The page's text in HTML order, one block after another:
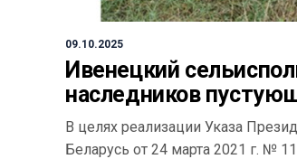
09.10.2025
Ивенецкий
наследников
В целях реализации Указа
Беларусь от 24 марта 2021 г. №